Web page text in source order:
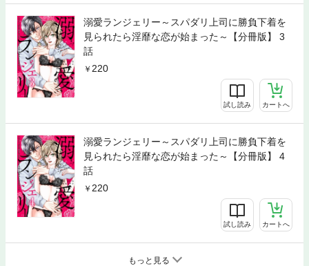
溺愛ランジェリー～スパダリ上司に勝負下着を
見られたら淫靡な恋が始まった～【分冊版】 3
話
220
試し読み カートへ
溺愛ランジェリー～スパダリ上司に勝負下着を
見られたら淫靡な恋が始まった～【分冊版】 4
話
220
試し読み カートへ
もっと見る